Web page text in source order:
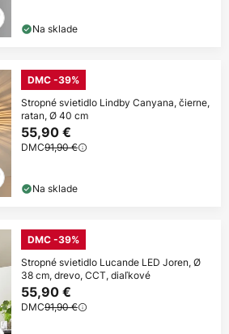
Na sklade
DMC -39%
Stropné svietidlo Lindby Canyana, čierne,
ratan, Ø 40 cm
55,90 €
DMC91,90 €
Na sklade
DMC -39%
Stropné svietidlo Lucande LED Joren, Ø
38 cm, drevo, CCT, diaľkové
55,90 €
DMC91,90 €